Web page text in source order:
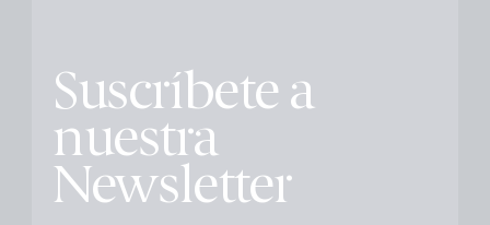
Suscríbete a
nuestra
Newsletter